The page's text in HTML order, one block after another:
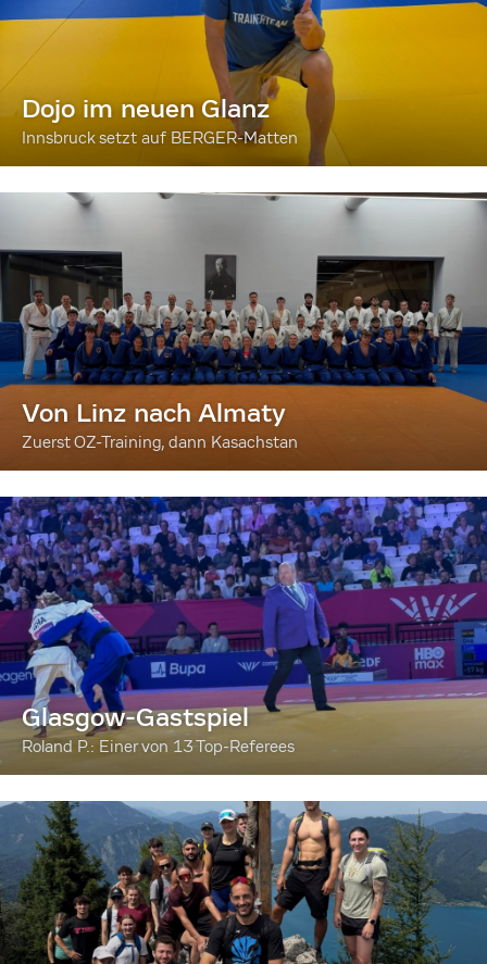
Dojo im neuen Glanz
Innsbruck setzt auf BERGER-Matten
Von Linz nach Almaty
Zuerst OZ-Training, dann Kasachstan
Glasgow-Gastspiel
Roland P.: Einer von 13 Top-Referees